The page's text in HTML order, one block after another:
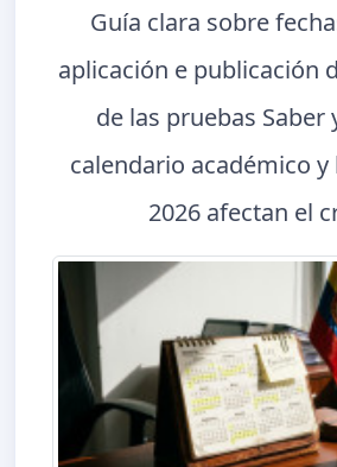
Guía clara sobre
aplicación e publicación
de las pruebas Saber
calendario académico
2026 afectan el